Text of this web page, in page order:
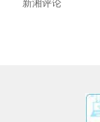
新湘评论